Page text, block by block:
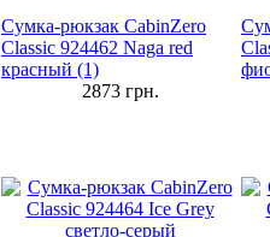
Сумка-рюкзак CabinZero
Classic 924462 Naga red
красный (1)
2873грн.